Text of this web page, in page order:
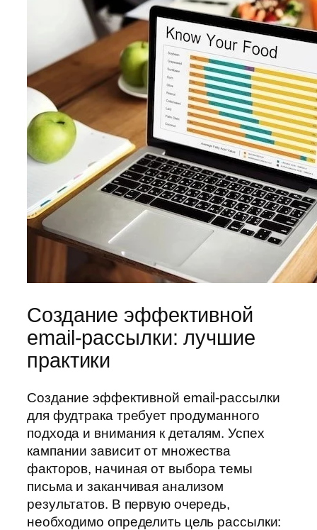
Создание эффективной
email-рассылки: лучшие
практики
Создание эффективной email-рассылки
для фудтрака требует продуманного
подхода и внимания к деталям. Успех
кампании зависит от множества
факторов, начиная от выбора темы
письма и заканчивая анализом
результатов. В первую очередь,
необходимо определить цель рассылки: